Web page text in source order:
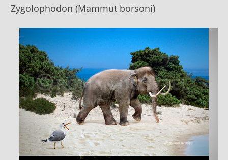
Zygolophodon (Mammut borsoni)